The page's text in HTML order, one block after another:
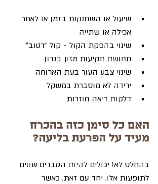
שיעול או השתנקות בזמן או לאחר
אכילה או שתייה
שינוי בהפקת הקול - קול "רטוב"
תחושת תקיעות מזון בגרון
שינוי צבע העור בעת הארוחה
ירידה לא מוסברת במשקל
דלקות ריאה חוזרות
האם כל סימן כזה בהכרח
מעיד על הפרעת בליעה?
בהחלט לא! יכולים להיות הסברים שונים
לתופעות אלו. יחד עם זאת, כאשר